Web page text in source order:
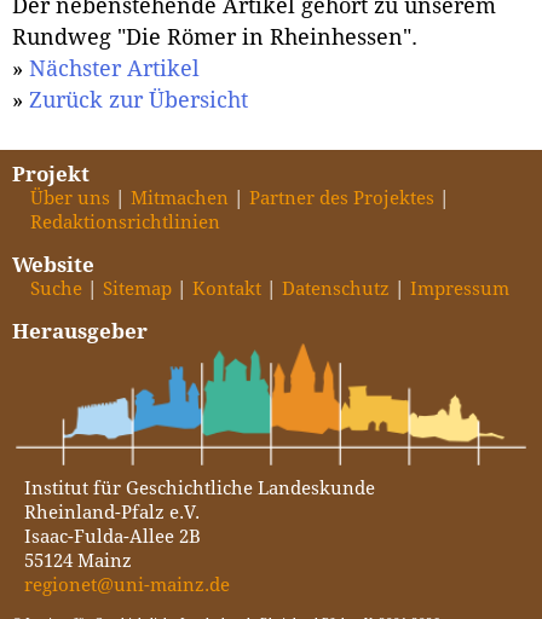
Der nebenstehende Artikel gehört zu unserem
Rundweg "Die Römer in Rheinhessen".
» Nächster Artikel
» Zurück zur Übersicht
Projekt
Über uns Mitmachen
Partner des Projektes
Redaktionsrichtlinien
Website
Suche Sitemap Kontakt Datenschutz Impressum
Herausgeber
Institut für Geschichtliche Landeskunde
Rheinland-Pfalz e.V.
Isaac-Fulda-Allee 2B
55124 Mainz
regionet@uni-mainz.de